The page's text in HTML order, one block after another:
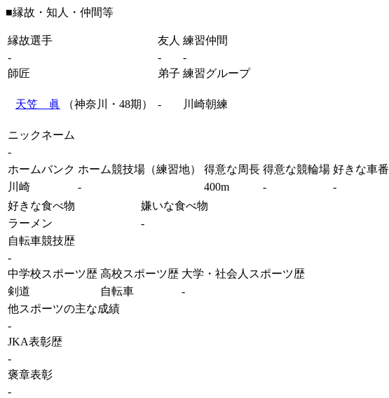
■縁故・知人・仲間等
縁故選手 友人 練習仲間
-
-
-
師匠
弟子 練習グループ
天笠 眞 （神奈川・48期） - 川崎朝練
ニックネーム
-
ホームバンク ホーム競技場（練習地） 得意な周長 得意な競輪場 好きな車番
川崎
- 400m -
-
好きな食べ物
嫌いな食べ物
ラーメン
-
自転車競技歴
-
中学校スポーツ歴 高校スポーツ歴 大学・社会人スポーツ歴
剣道
自転車
-
他スポーツの主な成績
-
JKA表彰歴
-
褒章表彰
-